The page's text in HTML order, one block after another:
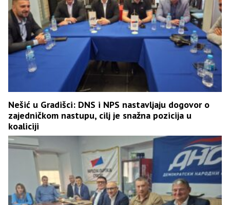
Nešić u Gradišci: DNS i NPS nastavljaju dogovor o
zajedničkom nastupu, cilj je snažna pozicija u
koaliciji